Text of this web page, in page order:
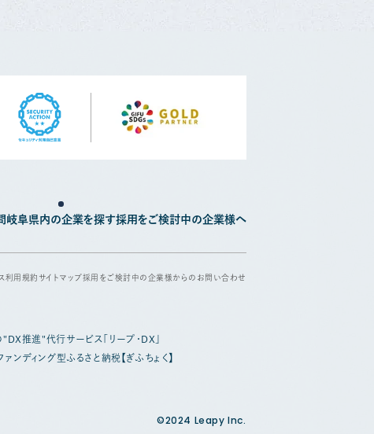
岐阜県内の企業を探す採用をご検討中の企業様へ
利用規約 サイトマップ採用をご検討中の企業様からのお問い合わせ
"DX推進"代行サービス「リープ・DX」
ンディング型ふるさと納税【ぎふちょく】
©2024 Leapy Inc.